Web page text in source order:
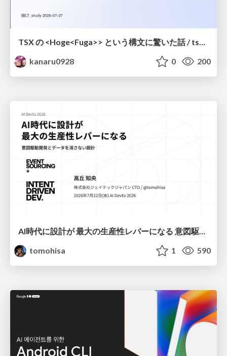
TSX の <Hoge<Fuga>> という構文に驚いた話 / tsx-type-argument-syntax
kanaru0928
0 200
tomohisa
1 590